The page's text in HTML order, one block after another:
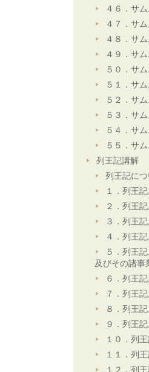
４６．サ
４７．サ
４８．サ
４９．サ
５０．サ
５１．サ
５２．サ
５３．サ
５４．サ
５５．サ
列王記講解
列王記に
１．列王
２．列王
３．列王
４．列王
５．列王
及びその諸事
６．列王
７．列王
８．列王
９．列王
１０．列
１１．列
１２．列